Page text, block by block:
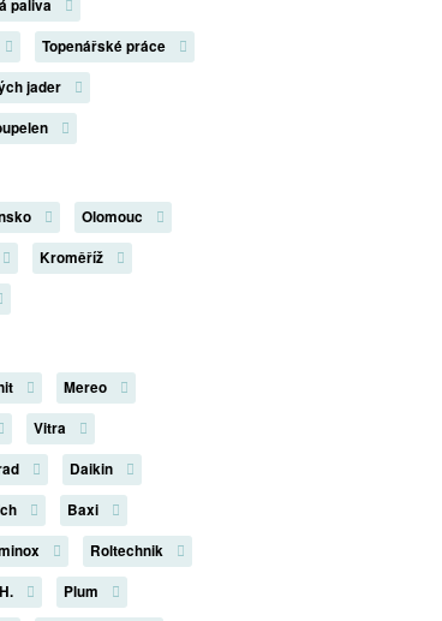
paliva
Topenářské práce
jader
Olomouc
Kroměříž
Mereo
Vitra
Daikin
Baxi
Roltechnik
Plum